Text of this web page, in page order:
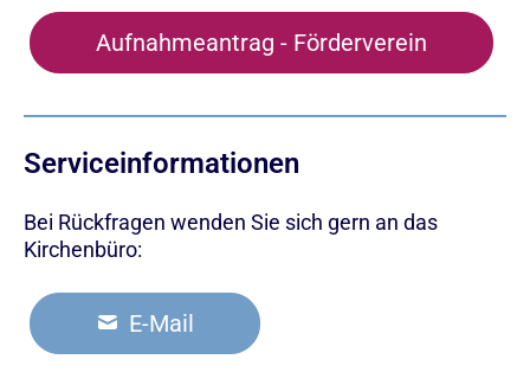
Aufnahmeantrag - Förderverein
Serviceinformationen
Bei Rückfragen wenden Sie sich gern an das
Kirchenbüro:
E-Mail